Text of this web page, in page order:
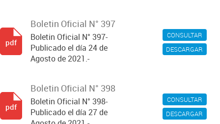
CONSULTAR
DESCARGAR
Boletin Oficial N° 397
Boletin Oficial N° 397-
Publicado el día 24 de
Agosto de 2021.-
pdf
CONSULTAR
DESCARGAR
Boletin Oficial N° 398
Boletin Oficial N° 398-
Publicado el día 27 de
pdf